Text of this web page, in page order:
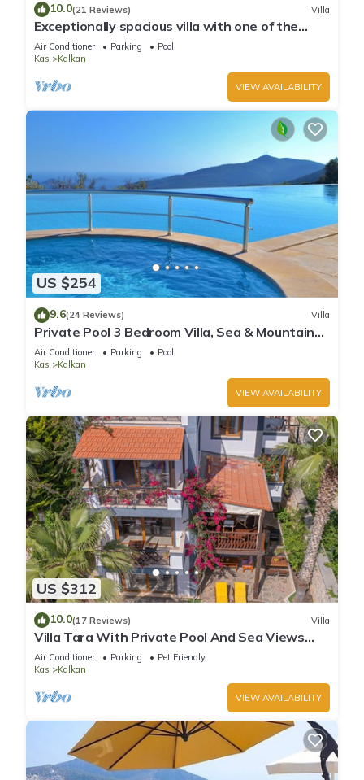
10.0(21 Reviews) Villa
Exceptionally spacious villa with one of the
best views in Kalkan
Air Conditioner Parking
Pool
Kas
Kalkan
VIEW AVAILABILITY
US $254
9.6(24 Reviews) Villa
Private Pool 3 Bedroom Villa, Sea & Mountain
View At Amazing Lavanta
Air Conditioner Parking
Pool
Kas
Kalkan
VIEW AVAILABILITY
US $312
10.0(17 Reviews) Villa
Villa Tara With Private Pool And Sea Views
Close to Beach & Shops
Air Conditioner Parking
Pet Friendly
Kas
Kalkan
VIEW AVAILABILITY